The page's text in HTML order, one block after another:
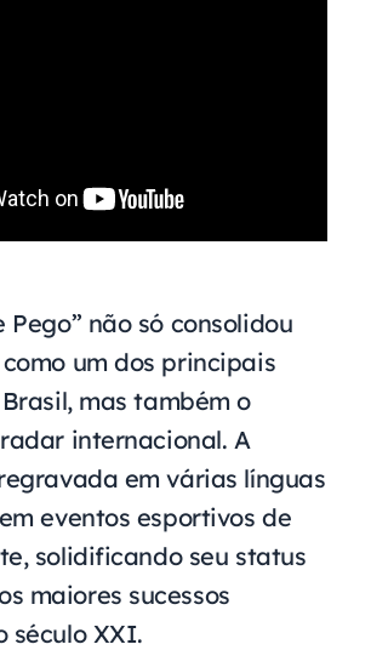
Pego” não só consolidou
como um dos principais
mas também o
internacional. A
em várias línguas
eventos esportivos de
solidificando seu status
maiores sucessos
século XXI.